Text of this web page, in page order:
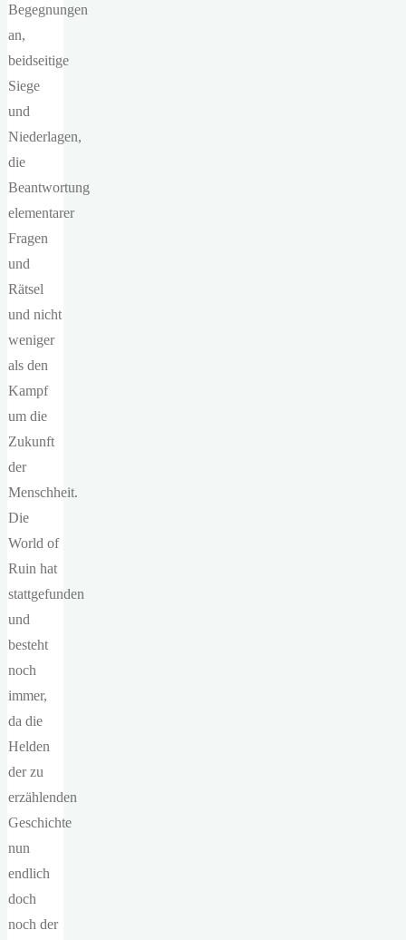
Begegnungen
an,
beidseitige
Siege
und
Niederlagen,
die
Beantwortung
elementarer
Fragen
und
Rätsel
und nicht
weniger
als den
Kampf
um die
Zukunft
der
Menschheit.
Die
World of
Ruin hat
stattgefunden
und
besteht
noch
immer,
da die
Helden
der zu
erzählenden
Geschichte
nun
endlich
doch
noch der